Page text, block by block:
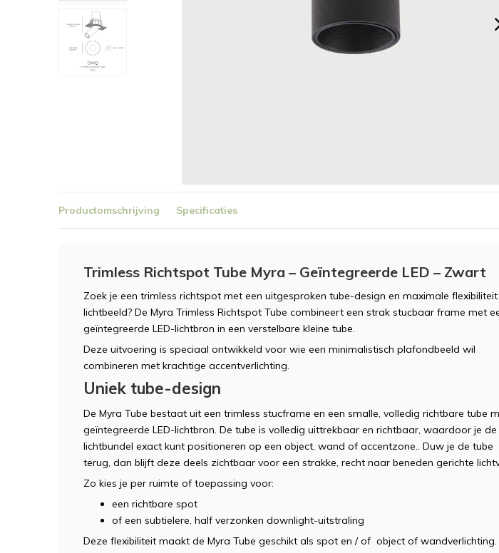
geselecteerde
zoekresultaat
te
Productomschrijving Specificaties
Trimless Richtspot Tube Myra – Geïntegreerde LED – Zwart
Zoek je een trimless richtspot met een uitgesproken tube-design en maximale flexibiliteit
lichtbeeld? De Myra Trimless Richtspot Tube combineert een strak stucbaar frame met
geïntegreerde LED-lichtbron in een verstelbare kleine tube.
Deze uitvoering is speciaal ontwikkeld voor wie een minimalistisch plafondbeeld wil
combineren met krachtige accentverlichting.
Uniek tube-design
De Myra Tube bestaat uit een trimless stucframe en een smalle, volledig richtbare tube
geïntegreerde LED-lichtbron. De tube is volledig uittrekbaar en richtbaar, waardoor je de
lichtbundel exact kunt positioneren op een object, wand of accentzone.. Duw je de tube
terug, dan blijft deze deels zichtbaar voor een strakke, recht naar beneden gerichte
Zo kies je per ruimte of toepassing voor:
een richtbare spot
of een subtielere, half verzonken downlight-uitstraling
Deze flexibiliteit maakt de Myra Tube geschikt als spot en / of object of wandverlichting.